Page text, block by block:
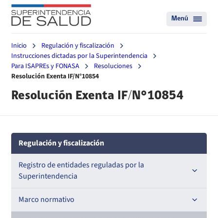
Menú
Inicio
Regulación y fiscalización
Instrucciones dictadas por la Superintendencia
Para ISAPREs y FONASA
Resoluciones
Resolución Exenta IF/N°10854
Resolución Exenta IF/N°10854
Regulación y fiscalización
Registro de entidades reguladas por la
Superintendencia
Registro de Prestadores Acreditados
Marco normativo